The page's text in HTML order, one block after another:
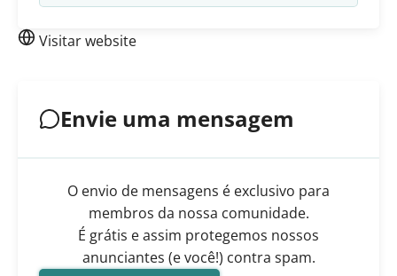
Visitar website
Envie uma mensagem
O envio de mensagens é exclusivo para
membros da nossa comunidade.
É grátis e assim protegemos nossos
anunciantes (e você!) contra spam.